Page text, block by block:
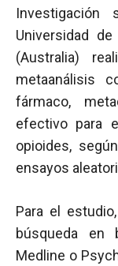
Universidad
(Australia)
metaanálisis
fármaco,
efectivo para
opioides,
ensayos
Para el
búsqueda en
Medline o